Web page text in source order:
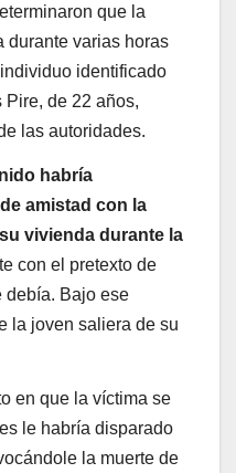
que la
durante varias horas
identificado
de 22 años,
las autoridades.
habría
amistad con la
vivienda durante la
con el pretexto de
debía. Bajo ese
la joven saliera de su
en que la víctima se
le habría disparado
la muerte de